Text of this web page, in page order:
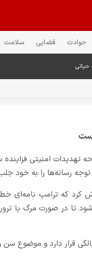
حوادث قضایی سلامت
حیاتی
تهدیدات امنیتی
رسانه‌ها را به خود
کرد که ترامپ نامه‌ای
در صورت مرگ یا ترور
در زمانی صورت می‌گیرد که ترامپ در آستانه